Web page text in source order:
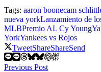
Tags: aaron boonecam
nueva yorkLanzamiento de
MLBPremio AL Cy Young
YorkYankees vs Rojos
TweetShareShareSend
Previous Post